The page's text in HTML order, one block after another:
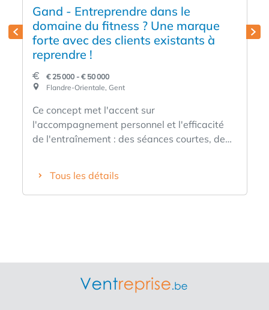
Gand - Entreprendre dans le
domaine du fitness ? Une marque
forte avec des clients existants à
reprendre !
€ 25 000 - € 50 000
Flandre-Orientale, Gent
Ce concept met l'accent sur
l'accompagnement personnel et l'efficacité
de l'entraînement : des séances courtes, de
sur leur santé et qui choisissent les résultats
plutôt que l'agitation. Vous reprenez un
permet d'exercer votre activité dans un cadre
clair et structuré. ✅ Emplacement
Tous les détails